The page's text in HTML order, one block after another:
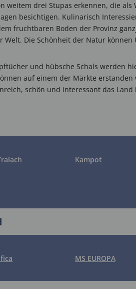
weitem drei Stupas erkennen, die als
besichtigen. Kulinarisch
fruchtbaren Boden der Provinz
Die Schönheit der Natur können
und hübsche Schals werden
auf einem der Märkte erstanden
schön und interessant das Land
Kampot
MS EUROPA